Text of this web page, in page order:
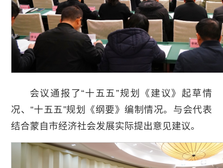
会议通报了“十五五”规划《建议》起草情
况、“十五五”规划《纲要》编制情况。与会代表
结合蒙自市经济社会发展实际提出意见建议。